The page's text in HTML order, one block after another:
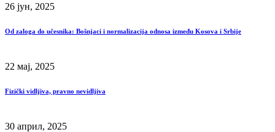
26 јун, 2025
Od zaloga do učesnika: Bošnjaci i normalizacija odnosa između Kosova i Srbije
22 мај, 2025
Fizički vidljiva, pravno nevidljiva
30 април, 2025